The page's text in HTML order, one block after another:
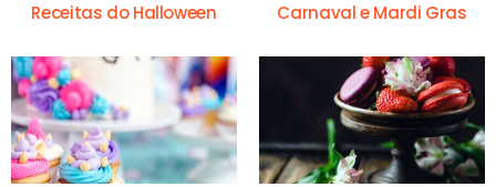
Receitas do Halloween Carnaval e Mardi Gras